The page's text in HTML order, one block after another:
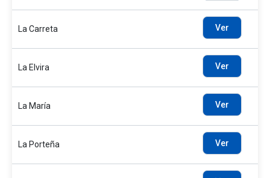
La Carreta Ver
La Elvira Ver
La María Ver
La Porteña Ver